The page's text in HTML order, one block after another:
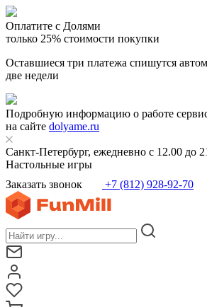
Оплатите с Долями
только 25% стоимости покупки
Оставшиеся три платежа спишутся
две недели
Подробную информацию о работе
на сайте dolyame.ru
Санкт-Петербург, ежедневно с 12.00 до
Настольные игры
Заказать звонок
+7 (812) 928-92-70